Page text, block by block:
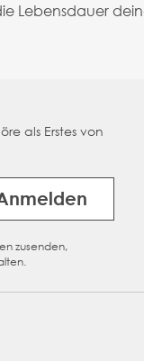
Lebensdauer
als Erstes von
zusenden,